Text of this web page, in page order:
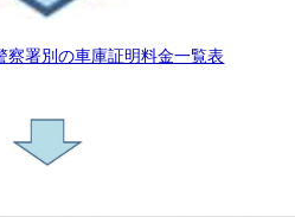
察署別の車庫証明料金一覧表